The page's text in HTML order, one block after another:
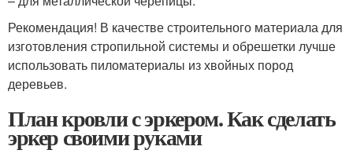
Рекомендация! В качестве строительного материала для
изготовления стропильной системы и обрешетки лучше
использовать пиломатериалы из хвойных пород
деревьев.
План кровли с эркером. Как сделать
эркер своими руками